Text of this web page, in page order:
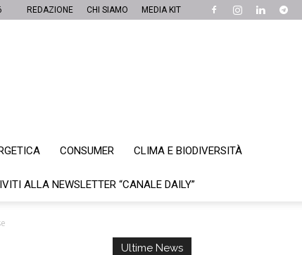
REDAZIONE CHI SIAMO MEDIA KIT
CONSUMER CLIMA E BIODIVERSITÀ
ALLA NEWSLETTER “CANALE DAILY”
Ultime News